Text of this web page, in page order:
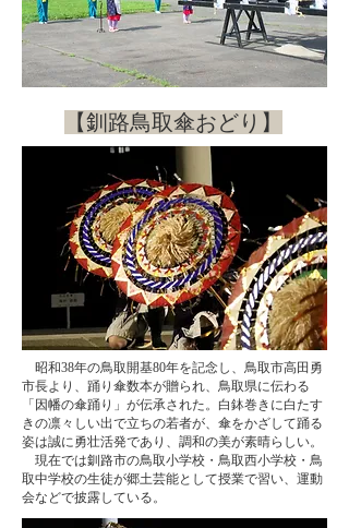
​【釧路鳥取傘おどり】
​ 昭和38年の鳥取開基80年を記念し、鳥取市高田勇
市長より、踊り傘数本が贈られ、鳥取県に伝わる
「因幡の傘踊り」が伝承された。白鉢巻きに白たす
きの凛々しい出で立ちの若者が、傘をかざして踊る
姿は誠に勇壮活発であり、調和の美が素晴らしい。
​ 現在では釧路市の鳥取小学校・鳥取西小学校・鳥
取中学校の生徒が郷土芸能として授業で習い、運動
会などで披露している。